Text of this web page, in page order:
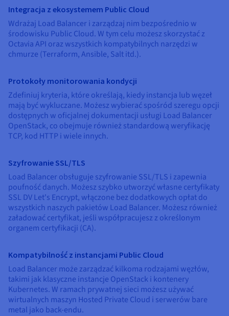
Integracja z ekosystemem Public Cloud
Wdrażaj Load Balancer i zarządzaj nim bezpośrednio w
środowisku Public Cloud. W tym celu możesz skorzystać z
Octavia API oraz wszystkich kompatybilnych narzędzi w
chmurze (Terraform, Ansible, Salt itd.).
Protokoły monitorowania kondycji
Zdefiniuj kryteria, które określają, kiedy instancja lub węzeł
mają być wykluczane. Możesz wybierać spośród szeregu opcji
dostępnych w oficjalnej dokumentacji usługi Load Balancer
OpenStack, co obejmuje również standardową weryfikację
TCP, kod HTTP i wiele innych.
Szyfrowanie SSL/TLS
Load Balancer obsługuje szyfrowanie SSL/TLS i zapewnia
poufność danych. Możesz szybko utworzyć własne certyfikaty
SSL DV Let's Encrypt, włączone bez dodatkowych opłat do
wszystkich naszych pakietów Load Balancer. Możesz również
załadować certyfikat, jeśli współpracujesz z określonym
organem certyfikacji (CA).
Kompatybilność z instancjami Public Cloud
Load Balancer może zarządzać kilkoma rodzajami węzłów,
takimi jak klasyczne instancje OpenStack i kontenery
Kubernetes. W ramach prywatnej sieci możesz używać
wirtualnych maszyn Hosted Private Cloud i serwerów bare
metal jako back-endu.